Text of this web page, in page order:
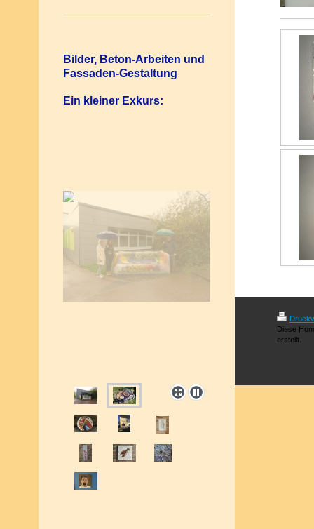
Bilder, Beton-Arbeiten und
Fassaden-Gestaltung
Ein kleiner Exkurs:
Diese
erstellt.